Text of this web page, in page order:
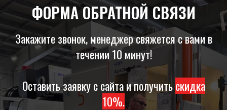
ФОРМА ОБРАТНОЙ СВЯЗИ
Закажите звонок, менеджер свяжется с вами в
течении 10 минут!
Оставить заявку с сайта и получитьскидка
10%.